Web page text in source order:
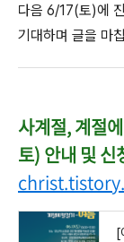
다음 6/17(토)에
기대하며 글을 마
사계절, 계절
토) 안내 및 신
[